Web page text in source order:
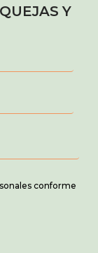
Y
conforme